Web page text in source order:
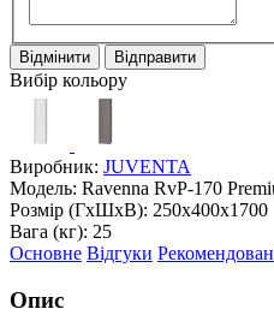
Відмінити Відправити
Вибір кольору
Виробник: JUVENTA
Модель: Ravenna RvP-170
Розмір (ГxШxВ): 250x400x1700
Вага (кг): 25
Основне Відгуки
Опис